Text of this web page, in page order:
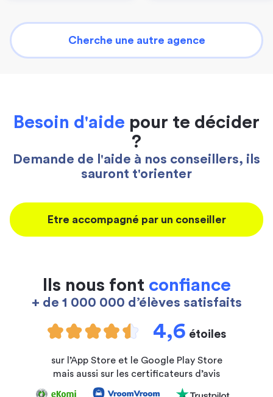
Cherche une autre agence
Besoin d'aide pour te décider
?
Demande de l'aide à nos conseillers, ils
sauront t'orienter
Etre accompagné par un conseiller
Ils nous font confiance
+ de 1 000 000 d’élèves satisfaits
4,6 étoiles
sur l’App Store et le Google Play Store
mais aussi sur les certificateurs d’avis